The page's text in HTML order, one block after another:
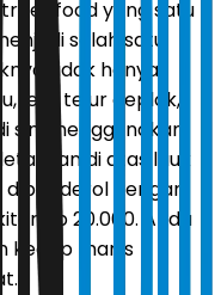
food yang satu
salah satu
tidak hanya
lele, telur ceplok,
sini menggunakan
di atas lauk
dengan
Rp 20.000. Anda
kecap manis